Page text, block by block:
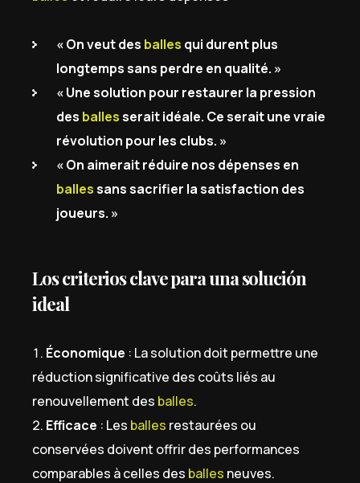
« On veut des balles qui durent plus
longtemps sans perdre en qualité. »
« Une solution pour restaurer la pression
des ballesserait idéale. Ce serait une vraie
révolution pour les clubs. »
« On aimerait réduire nos dépenses en
ballessans sacrifier la satisfaction des
joueurs. »
Los criterios clave para una solución
ideal
Économique : La solution doit permettre une
réduction significative des coûts liés au
renouvellement des balles.
Efficace : Les balles restaurées ou
conservées doivent offrir des performances
comparables à celles des balles neuves.